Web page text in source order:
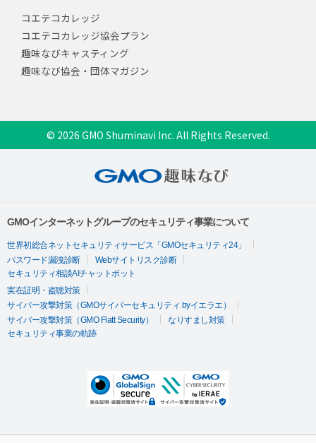
コエテコカレッジ
コエテコカレッジ協会プラン
趣味なびキャスティング
趣味なび協会・団体マガジン
© 2026 GMO Shuminavi Inc. All Rights Reserved.